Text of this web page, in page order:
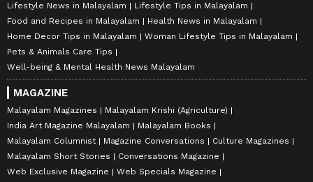
Lifestyle News in Malayalam
Lifestyle Tips in Malayalam
Food and Recipes in Malayalam
Health News in Malayalam
Home Decor Tips in Malayalam
Woman Lifestyle Tips in Malayalam
Pets & Animals Care Tips
Well-being & Mental Health News Malayalam
MAGAZINE
Malayalam Magazines
Malayalam Krishi (Agriculture)
India Art Magazine Malayalam
Malayalam Books
Malayalam Columnist
Magazine Conversations
Culture Magazines
Malayalam Short Stories
Conversations Magazine
Web Exclusive Magazine
Web Specials Magazine